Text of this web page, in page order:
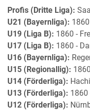
Profis (Dritte Liga):
U21 (Bayernliga):
U19 (Liga B): 1860 -
U17 (Liga B): 1860 -
U16 (Bayernliga):
U15 (Regionallig):
U14 (Förderliga):
U13 (Förderliga): 1860
U12 (Förderliga):